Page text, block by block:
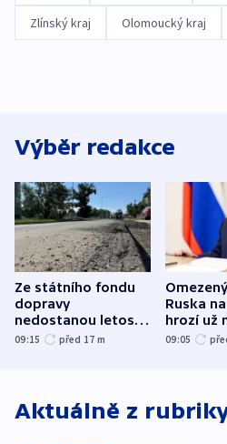
Zlínský kraj Olomoucký kraj
Výběr redakce
Ze státního fondu
dopravy
nedostanou letos
kraje na silnice ani
09:15 před 17 m
Ruska na
hrozí už
varují
09:05
Aktuálně z